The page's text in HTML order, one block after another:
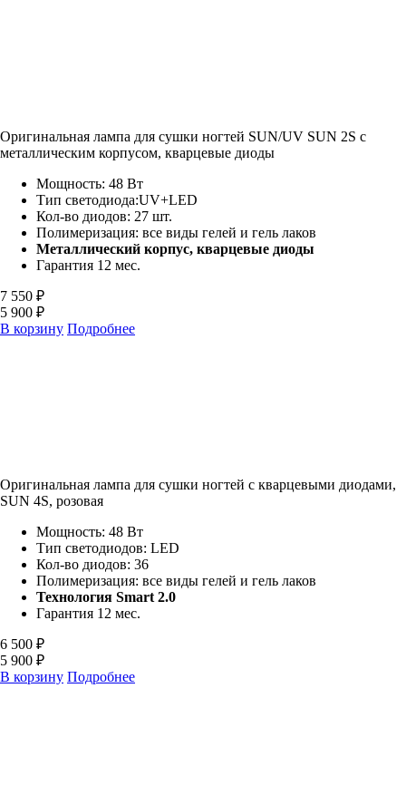
Оригинальная лампа для сушки ногтей SUN/UV SUN 2S c
металлическим корпусом, кварцевые диоды
Мощность: 48 Вт
Тип светодиода:UV+LED
Кол-во диодов: 27 шт.
Полимеризация: все виды гелей и гель лаков
Металлический корпус, кварцевые диоды
Гарантия 12 мес.
7 550 ₽
5 900 ₽
В корзину Подробнее
Оригинальная лампа для сушки ногтей с кварцевыми диодами,
SUN 4S, розовая
Мощность: 48 Вт
Тип светодиодов: LED
Кол-во диодов: 36
Полимеризация: все виды гелей и гель лаков
Технология Smart 2.0
Гарантия 12 мес.
6 500 ₽
5 900 ₽
В корзину Подробнее